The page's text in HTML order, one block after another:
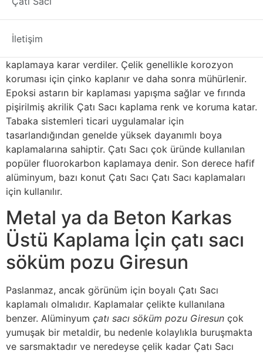
İletişim
kullanılan malzemeler çelik ve alüminyumdur. Çoğu
kaplaması için kullanılan çelik, alüminyumdan daha ağır
ve dayanıklıdır. Üreticiler, çeliği Çatı Sacı ve
kaplamaya karar verdiler. Çelik genellikle korozyon
koruması için çinko kaplanır ve daha sonra mühürlenir.
Epoksi astarın bir kaplaması yapışma sağlar ve fırında
pişirilmiş akrilik Çatı Sacı kaplama renk ve koruma katar.
Tabaka sistemleri ticari uygulamalar için
tasarlandığından genelde yüksek dayanımlı boya
kaplamalarına sahiptir. Çatı Sacı çok üründe kullanılan
popüler fluorokarbon kaplamaya denir. Son derece hafif
alüminyum, bazı konut Çatı Sacı Çatı Sacı kaplamaları
için kullanılır.
Metal ya da Beton Karkas
Üstü Kaplama İçin çatı sacı
söküm pozu Giresun
Paslanmaz, ancak görünüm için boyalı Çatı Sacı
kaplamalı olmalıdır. Kaplamalar çelikte kullanılana
benzer. Alüminyum çatı sacı söküm pozu Giresun çok
yumuşak bir metaldir, bu nedenle kolaylıkla buruşmakta
ve sarsmaktadır ve neredeyse çelik kadar Çatı Sacı